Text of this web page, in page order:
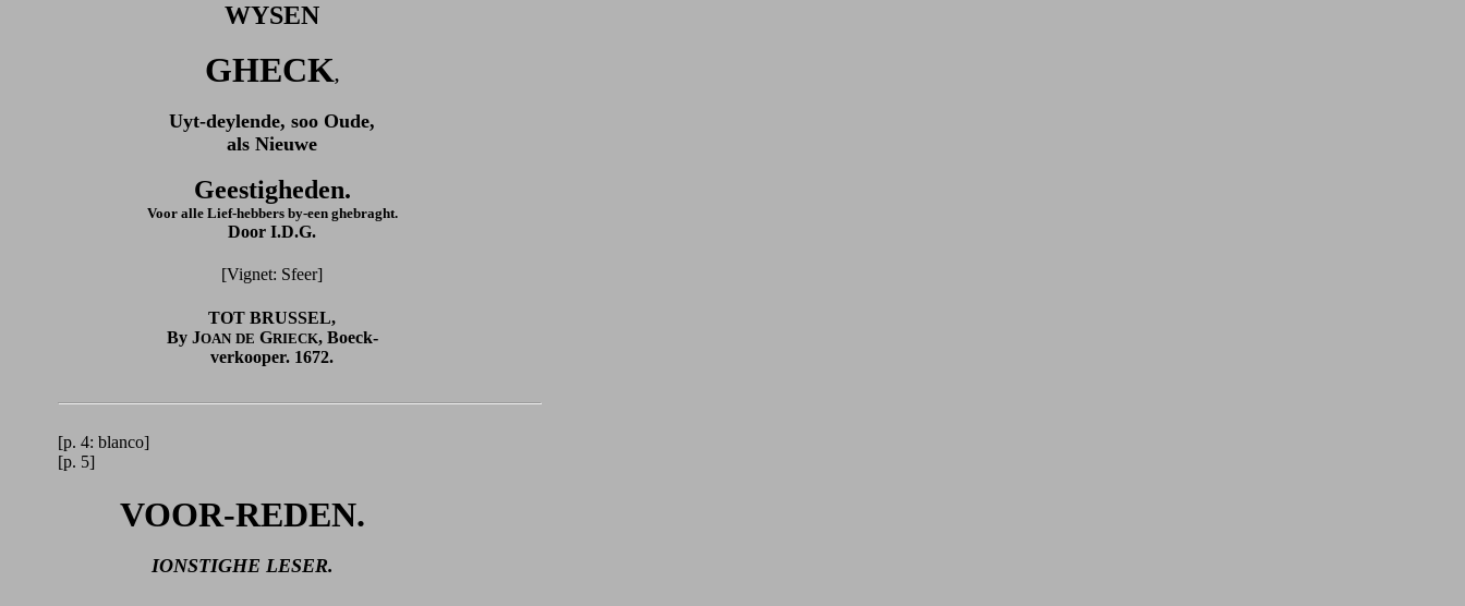
WYSEN
GHECK,
Uyt-deylende, soo Oude,
als Nieuwe
Geestigheden.
Voor alle Lief-hebbers by-een ghebraght.
Door I.D.G.
[Vignet: Sfeer]
TOT BRUSSEL,
By JOAN DE GRIECK, Boeck-
verkooper. 1672.
[p. 4: blanco]
[p. 5]
VOOR-REDEN.
IONSTIGHE LESER.